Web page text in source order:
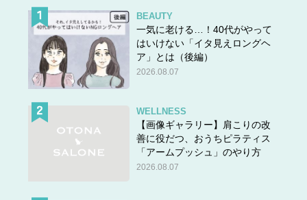
BEAUTY
一気に老ける…！40代がやって
はいけない「イタ見えロングヘ
ア」とは（後編）
2026.08.07
WELLNESS
【画像ギャラリー】肩こりの改
善に役だつ、おうちピラティス
「アームプッシュ」のやり方
2026.08.07